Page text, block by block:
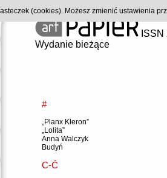
Wydanie bieżące
#
„Planx Kleron”
„Lolita”
Anna Walczyk
Budyń
C-Ć
(cookies). Możesz zmienić ustawienia